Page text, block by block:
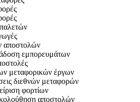
αποστολών
εμπορευμάτων
μεταφορικών έργων
διεθνών μεταφορών
φορτίων
αποστολών